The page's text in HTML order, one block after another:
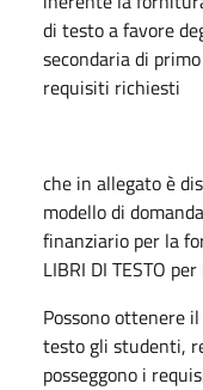
di testo a favore
secondaria di
requisiti richiesti
che in allegato è
modello di
finanziario per la
LIBRI DI TESTO
Possono ottenere
testo gli studenti,
posseggono i